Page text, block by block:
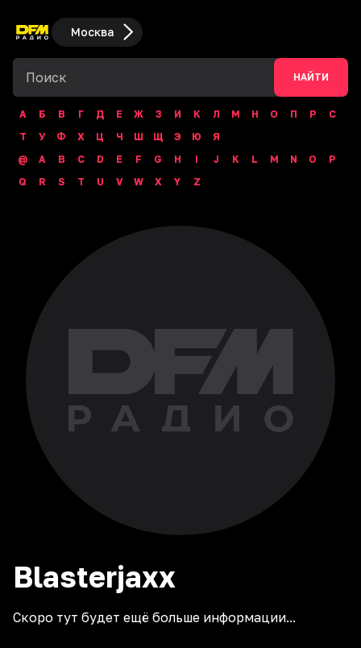
Москва
НАЙТИ
А Б В Г Д Е Ж З И К Л М Н О П Р
С
Т
У Ф Х Ц Ч Ш Щ Э Ю
Я
@
A B C D E F G H I J K L M N O
P
Q
R S T U V W X Y Z
Blasterjaxx
Скоро тут будет ещё больше информации...